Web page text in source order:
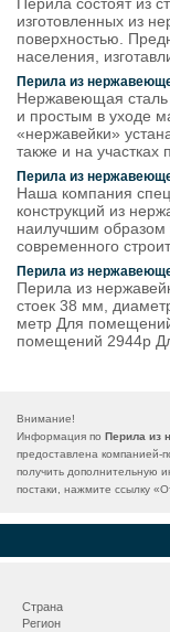
изготовленных из
поверхностью.
населения,
Перила из
Нержавеющая сталь
и простым в уходе
«нержавейки»
также и на
Перила из
Наша компания
конструкций из
наилучшим образом
современного
Перила из
Перила из
стоек 38 мм,
метр Для
помещений 2944р
Внимание!
Информация по Перила из
предоставлена
получить дополнительную
постаки, нажмите ссылку «
Страна
Регион